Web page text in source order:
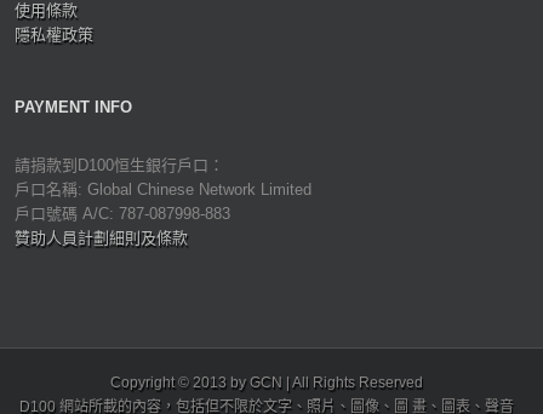
使用條款
隱私權政策
PAYMENT INFO
請捐款到D100恒生銀行戶口：
戶口名稱: Global Chinese Network Limited
戶口號碼 A/C: 787-087998-883
贊助人員計劃細則及條款
Copyright © 2013 by GCN | All Rights Reserved
D100 網站所載的內容，包括但不限於文字、照片、圖像、圖 畫、圖表、聲音